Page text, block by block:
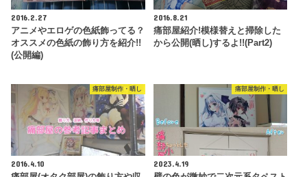
2016.2.27
アニメやエロゲの色紙飾ってる？
オススメの色紙の飾り方を紹介!!
(公開編)
2016.8.21
痛部屋紹介!模様替えと掃除した
から公開(晒し)するよ!!(Part2)
痛部屋制作・晒し
2016.4.10
痛部屋制作・晒し
2023.4.19